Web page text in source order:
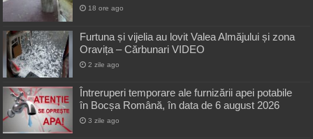
18 ore ago
Furtuna și vijelia au lovit Valea Almăjului și zona
Oravița – Cărbunari VIDEO
2 zile ago
Întreruperi temporare ale furnizării apei potabile
în Bocșa Română, în data de 6 august 2026
3 zile ago